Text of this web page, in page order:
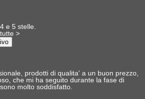
e 5 stelle.
>
prodotti di qualita' a un buon prezzo,
che mi ha seguito durante la fase di
molto soddisfatto.